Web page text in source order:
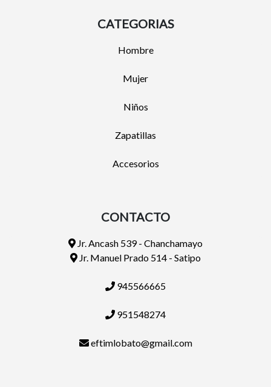
CATEGORIAS
Hombre
Mujer
Niños
Zapatillas
Accesorios
CONTACTO
Jr. Ancash 539 - Chanchamayo
Jr. Manuel Prado 514 - Satipo
945566665
951548274
eftimlobato@gmail.com